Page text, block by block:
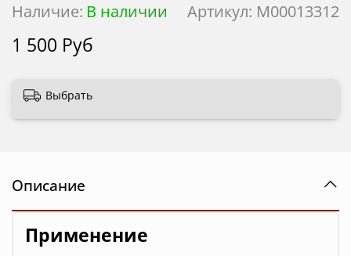
Артикул: М00013312
Наличие: В наличии
1 500 Руб
Выбрать
Описание
Применение